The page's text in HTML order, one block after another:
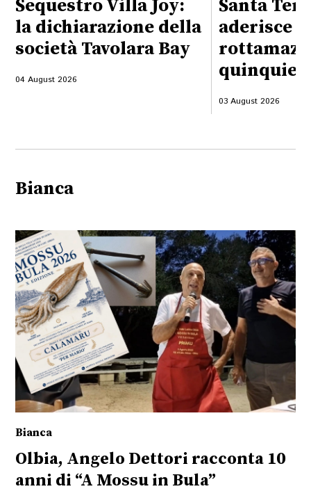
Sequestro Villa Joy:
la dichiarazione della
società Tavolara Bay
04 August 2026
Santa
aderisce
quinquies
03 August 2026
Bianca
Bianca
Olbia, Angelo Dettori racconta 10
anni di “A Mossu in Bula”